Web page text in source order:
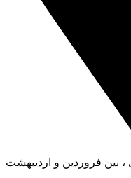
، بین فروردین و اردیبهشت